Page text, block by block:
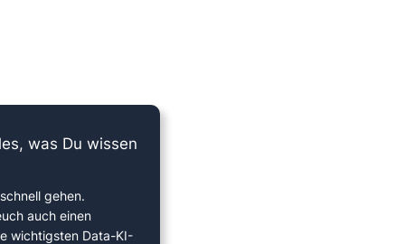
was Du wissen
gehen.
auch einen
wichtigsten Data-KI-